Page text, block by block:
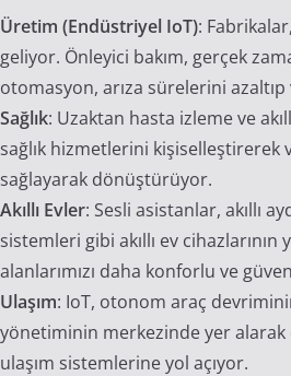
Üretim (Endüstriyel IoT):
geliyor. Önleyici bakım, gerçek
otomasyon, arıza sürelerini
Sağlık: Uzaktan hasta izleme ve
sağlık hizmetlerini kişiselleştirerek
sağlayarak dönüştürüyor.
Akıllı Evler: Sesli asistanlar, akıllı
sistemleri gibi akıllı ev cihazlarının
alanlarımızı daha konforlu ve
Ulaşım: IoT, otonom araç
yönetiminin merkezinde yer
ulaşım sistemlerine yol açıyor.